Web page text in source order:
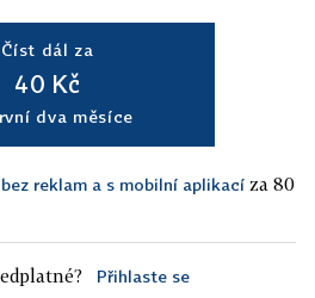
Číst dál za
40 Kč
dva měsíce
reklam a s mobilní aplikací za 80
Přihlaste se